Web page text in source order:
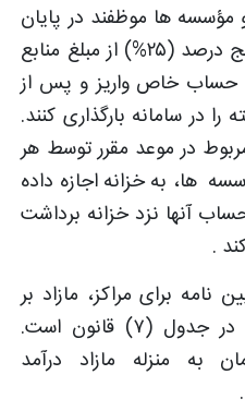
و مؤسسه ها موظفند در پایان
هر سه ماه معادل بیست و پنج درصد (۲۵%) از مبلغ منابع
حساب خاص واریز و پس از
را در سامانه بارگذاری کنند.
در موعد مقرر توسط هر
ها، به خزانه اجازه داده
آنها نزد خزانه برداشت
.
نامه برای مراکز، مازاد بر
درآمدهای اختصاصی مندرج در جدول (۷) قانون است.
به منزله مازاد درآمد